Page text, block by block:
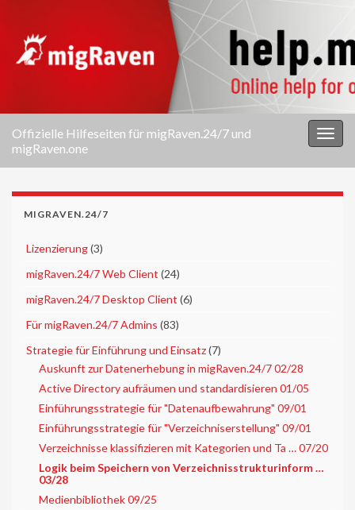
Offizielle Hilfeseiten für migRaven.24/7 und
migRaven.one
MIGRAVEN.24/7
Lizenzierung(3)
migRaven.24/7 Web Client (24)
migRaven.24/7 Desktop Client (6)
Für migRaven.24/7 Admins (83)
Strategie für Einführung und Einsatz(7)
Auskunft zur Datenerhebung in migRaven.24/7 02/28
Active Directory aufräumen und standardisieren 01/05
Einführungsstrategie für "Datenaufbewahrung" 09/01
Einführungsstrategie für "Verzeichniserstellung" 09/01
Verzeichnisse klassifizieren mit Kategorien und Ta … 07/20
Logik beim Speichern von Verzeichnisstrukturinform …
03/28
Medienbibliothek 09/25